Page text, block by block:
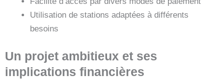
Utilisation de stations adaptées à différents
besoins
Un projet ambitieux et ses
implications financières